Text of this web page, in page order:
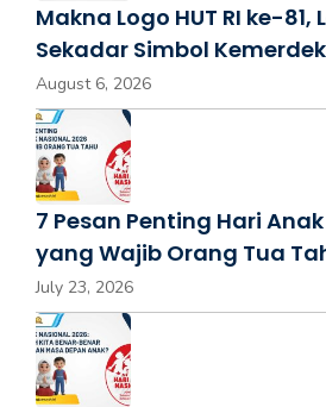
Makna Logo HUT RI ke-81,
Sekadar Simbol
August 6, 2026
7 Pesan Penting Hari
yang Wajib Orang Tua
July 23, 2026